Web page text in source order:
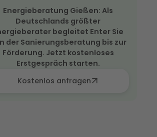
Energieberatung Gießen: Als
Deutschlands größter
begleitet Enter Sie
der Sanierungsberatung bis zur
Förderung. Jetzt kostenloses
Erstgespräch starten.
Kostenlos anfragen